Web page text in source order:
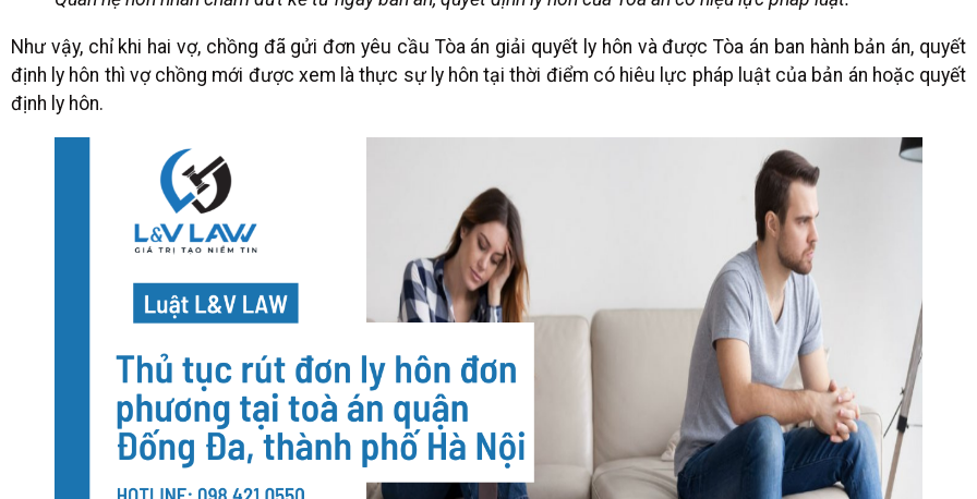
Như vậy, chỉ khi hai vợ, chồng đã gửi đơn yêu cầu Tòa án giải quyết ly hôn và được Tòa án ban hành bản án, quyết
định ly hôn thì vợ chồng mới được xem là thực sự ly hôn tại thời điểm có hiêu lực pháp luật của bản án hoặc quyết
định ly hôn.